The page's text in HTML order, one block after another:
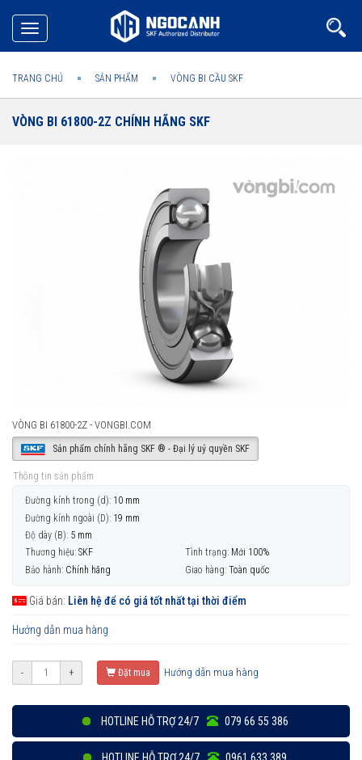
Toggle
navigation
TRANG CHỦ SẢN PHẨM VÒNG BI CẦU SKF
VÒNG BI 61800-2Z CHÍNH HÃNG SKF
VÒNG BI 61800-2Z - VONGBI.COM
Sản phẩm chính hãng SKF ® - Đại lý uỷ quyền SKF
Thông tin sản phẩm
Đường kính trong (d): 10 mm
Đường kính ngoài (D): 19 mm
Độ dày (B): 5 mm
Thương hiệu: SKF Tình trạng: Mới 100%
Bảo hành: Chính hãng Giao hàng: Toàn quốc
Giá bán: Liên hệ để có giá tốt nhất tại thời điểm
Hướng dẫn mua hàng
- + Đặt mua Hướng dẫn mua hàng
HOTLINE HỖ TRỢ 24/7 079 66 55 386